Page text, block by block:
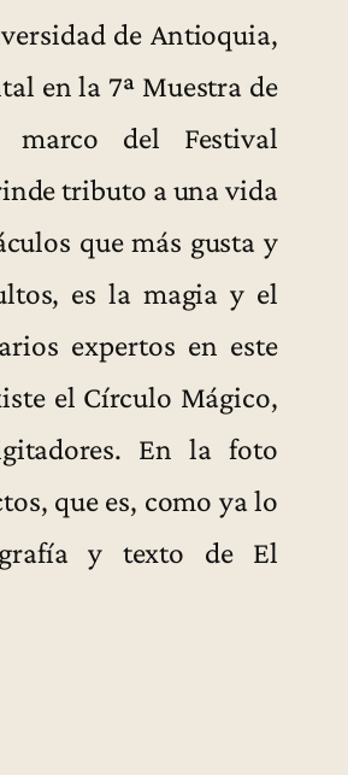
de Antioquia,
en la 7ª Muestra de
marco del Festival
tributo a una vida
que más gusta y
es la magia y el
expertos en este
el Círculo Mágico,
En la foto
que es, como ya lo
y texto de El